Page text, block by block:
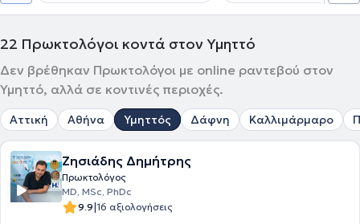
22 Πρωκτολόγοι κοντά στον Υμηττό
Δεν βρέθηκαν Πρωκτολόγοι με online ραντεβού στον
Υμηττό, αλλά σε κοντινές περιοχές.
Αττική Αθήνα Υμηττός Δάφνη Καλλιμάρμαρο
Ζησιάδης Δημήτρης
Πρωκτολόγος
MD, MSc, PhDc
9.9|16 αξιολογήσεις